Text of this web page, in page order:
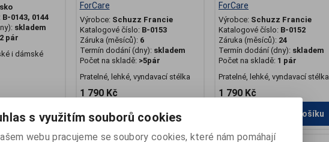
B-0143, 0144
skladem
2 pár
i dámské
do košíku
ForCare
Výrobce: Schuzz Francie
Katalogové číslo: B-0153
Záruka (měsíců): 6
Termín dodání (dny): skladem
Počet na skladě: >5pár
Pratelné, lehké, vyndavací stélka
1 790 Kč
Přidat do košíku
ForCare
Výrobce: Schuzz Francie
Katalogové číslo: B-0152
Záruka (měsíců): 24
Termín dodání (dny): skladem
Počet na skladě: 1 pár
Pratelné, lehké, vyndavací stélka
1 790 Kč
Přidat do košíku
s využitím souborů cookies
webu pracujeme se soubory cookies, které nám pomáhají